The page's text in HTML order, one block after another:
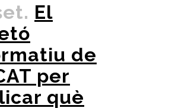
El
de
per
què